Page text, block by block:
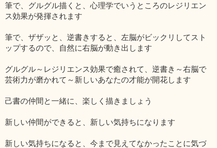
筆で、グルグル描くと、心理学でいうところのレジリエン
ス効果が発揮されます
筆で、ザザッと、逆書きすると、左脳がビックリしてスト
ップするので、自然に右脳が動き出します
グルグル～レジリエンス効果で癒されて、逆書き～右脳で
芸術力が磨かれて～新しいあなたの才能が開花します
己書の仲間と一緒に、楽しく描きましょう
新しい仲間ができると、新しい気持ちになります
新しい気持ちになると、今まで見えてなかったことに気づ